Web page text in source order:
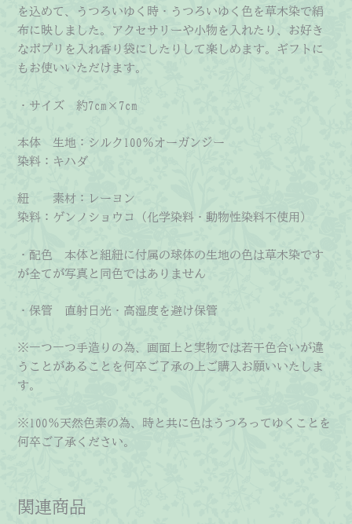
ハ
ダ)
個
を込めて、うつろいゆく時・うつろいゆく色を草木染で絹
布に映しました。アクセサリーや小物を入れたり、お好き
なポプリを入れ香り袋にしたりして楽しめます。ギフトに
もお使いいただけます。
・サイズ 約7cm×7cm
本体 生地：シルク100％オーガンジー
染料：キハダ
紐 素材：レーヨン
染料：ゲンノショウコ（化学染料・動物性染料不使用）
・配色 本体と組紐に付属の球体の生地の色は草木染です
が全てが写真と同色ではありません
・保管 直射日光・高湿度を避け保管
※一つ一つ手造りの為、画面上と実物では若干色合いが違
うことがあることを何卒ご了承の上ご購入お願いいたしま
す。
※100％天然色素の為、時と共に色はうつろってゆくことを
何卒ご了承ください。
関連商品